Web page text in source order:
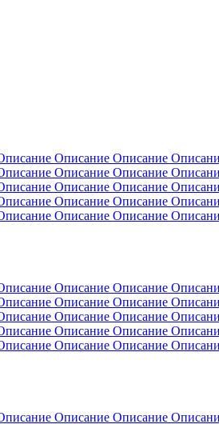
Описание Описание
Описание Описание
Описание Описание
Описание Описание
Описание Описание
Описание Описание
Описание Описание
Описание Описание
Описание Описание
Описание Описание
Описание Описание